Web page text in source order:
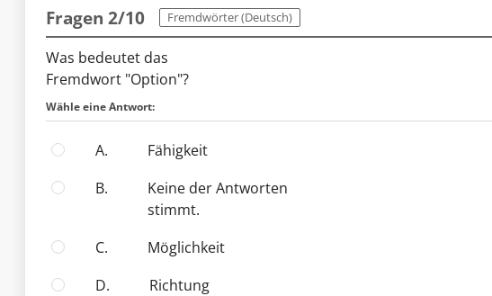
Fragen 2/10 Fremdwörter (Deutsch)
Was bedeutet das
Fremdwort "Option"?
Wähle eine Antwort:
A.
Fähigkeit
B.
Keine der Antworten
stimmt.
C.
Möglichkeit
D.
Richtung